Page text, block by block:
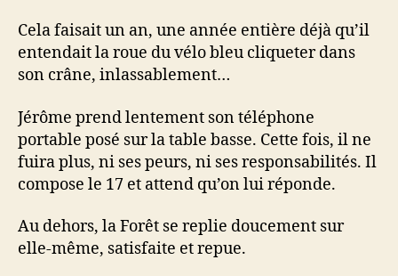
Cela faisait un an, une année entière déjà qu’il
entendait la roue du vélo bleu cliqueter dans
son crâne, inlassablement…
Jérôme prend lentement son téléphone
portable posé sur la table basse. Cette fois, il ne
fuira plus, ni ses peurs, ni ses responsabilités. Il
compose le 17 et attend qu’on lui réponde.
Au dehors, la Forêt se replie doucement sur
elle-même, satisfaite et repue.